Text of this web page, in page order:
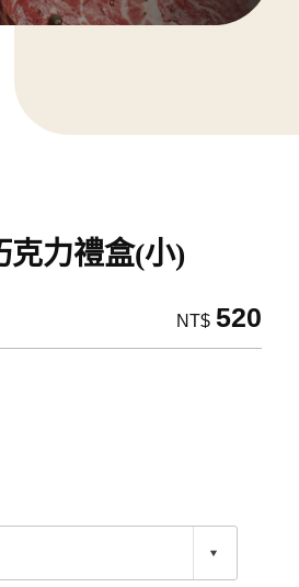
克力禮盒(小)
NT$ 520